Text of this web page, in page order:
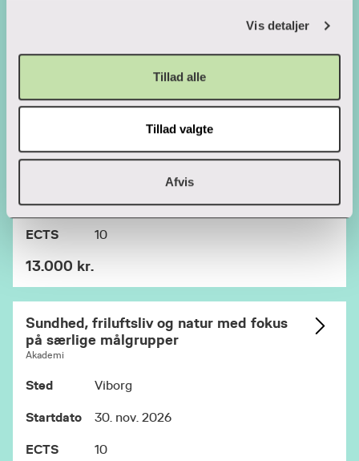
Vis detaljer
Tillad alle
Tillad valgte
Afvis
Startdato
Speciale i klatring
Startdato 3. aug. 2026
ECTS 10
13.000 kr.
Sundhed, friluftsliv og natur med fokus
på særlige målgrupper
Akademi
Sted Viborg
Startdato 30. nov. 2026
ECTS 10